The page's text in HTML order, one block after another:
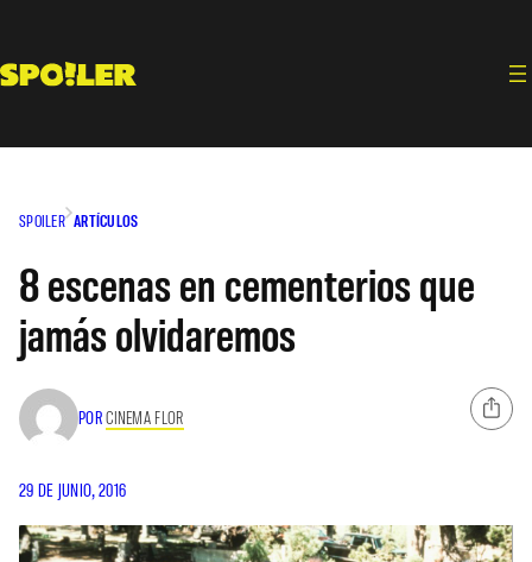
contenido
SPOILER ARTÍCULOS
8 escenas en cementerios que
jamás olvidaremos
PORCINEMA FLOR
29 DE JUNIO, 2016